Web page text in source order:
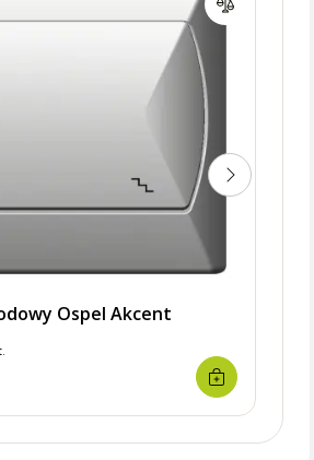
Ospel Akcent